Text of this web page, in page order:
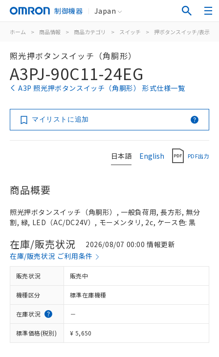
制御機器 Japan
ホーム > 商品情報 > 商品カテゴリ > スイッチ > 押ボタンスイッチ/表示灯
照光押ボタンスイッチ（角胴形）
A3PJ-90C11-24EG
A3P 照光押ボタンスイッチ（角胴形） 形式仕様一覧
マイリストに追加
日本語 English PDF出力
商品概要
照光押ボタンスイッチ（角胴形）, 一般負荷用, 長方形, 無分
割, 緑, LED（AC/DC24V）, モーメンタリ, 2c, ケース色: 黒
在庫/販売状況
2026/08/07 00:00 情報更新
在庫/販売状況 ご利用条件
販売状況 販売中
機種区分 標準在庫機種
在庫状況 －
標準価格(税別) ¥ 5,650